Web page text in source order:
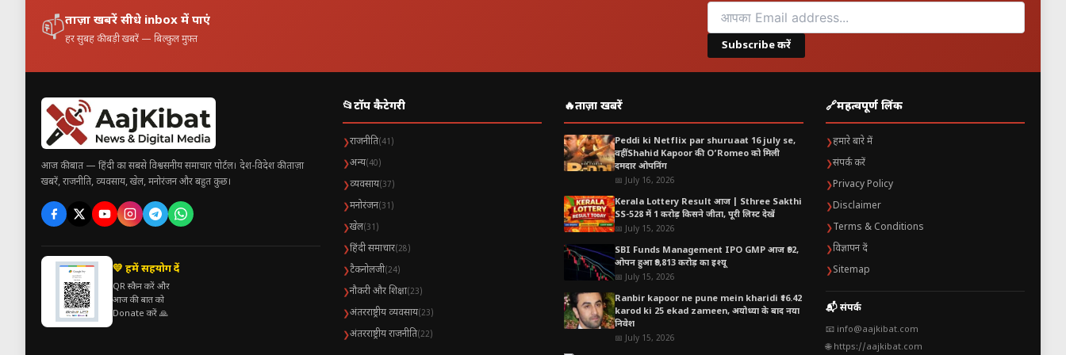
📫ताज़ा खबरें सीधे inbox में पाएं
हर सुबह की बड़ी खबरें — बिल्कुल मुफ़्त Subscribe करें
आज की बात — हिंदी का सबसे विश्वसनीय समाचार पोर्टल। देश-विदेश की ताज़ा
खबरें, राजनीति, व्यवसाय, खेल, मनोरंजन और बहुत कुछ।
💛 हमें सहयोग दें
QR स्कैन करें और
आज की बात को
Donate करें 🙏
📂टॉप कैटेगरी
❯राजनीति(41)
❯अन्य(40)
❯व्यवसाय(37)
❯मनोरंजन(31)
❯खेल(31)
❯हिंदी समाचार(28)
❯टैकनोलजी(24)
❯नौकरी और शिक्षा(23)
❯अंतरराष्ट्रीय व्यवसाय(23)
❯अंतरराष्ट्रीय राजनीति(22)
🔥ताज़ा खबरें
Peddi ki Netflix par shuruaat 16 july se,
वहीं Shahid Kapoor की O’Romeo को मिली
दमदार ओपनिंग
📅 July 16, 2026
Kerala Lottery Result आज | Sthree Sakthi
SS-528 में 1 करोड़ किसने जीता, पूरी लिस्ट देखें
📅 July 15, 2026
SBI Funds Management IPO GMP आज ₹92,
ओपन हुआ ₹9,813 करोड़ का इश्यू
📅 July 15, 2026
Ranbir kapoor ne pune mein kharidi ₹16.42
karod ki 25 ekad zameen, अयोध्या के बाद नया
निवेश
📅 July 15, 2026
🔗महत्वपूर्ण लिंक
❯हमारे बारे में
❯संपर्क करें
❯Privacy Policy
❯Disclaimer
❯Terms & Conditions
❯विज्ञापन दें
❯Sitemap
📬 संपर्क
📧 info@aajkibat.com
🌐 https://aajkibat.com